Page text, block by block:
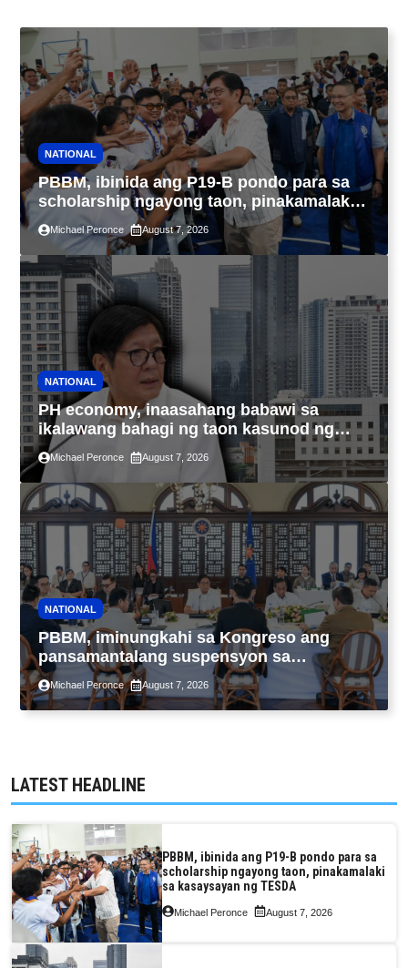
NATIONAL
PBBM, ibinida ang P19-B pondo para sa
scholarship ngayong taon, pinakamalaki
sa kasaysayan ng TESDA
Michael Peronce August 7, 2026
NATIONAL
PH economy, inaasahang babawi sa
ikalawang bahagi ng taon kasunod ng
2.3% GDP dulot ng Middle East war,
pagkaantala ng public construction
Michael Peronce August 7, 2026
NATIONAL
PBBM, iminungkahi sa Kongreso ang
pansamantalang suspensyon sa
pagpapatupad ng Real Property Valuation
and Assessment Reform Act
Michael Peronce August 7, 2026
LATEST HEADLINE
PBBM, ibinida ang P19-B pondo para sa
scholarship ngayong taon, pinakamalaki
sa kasaysayan ng TESDA
Michael Peronce August 7, 2026